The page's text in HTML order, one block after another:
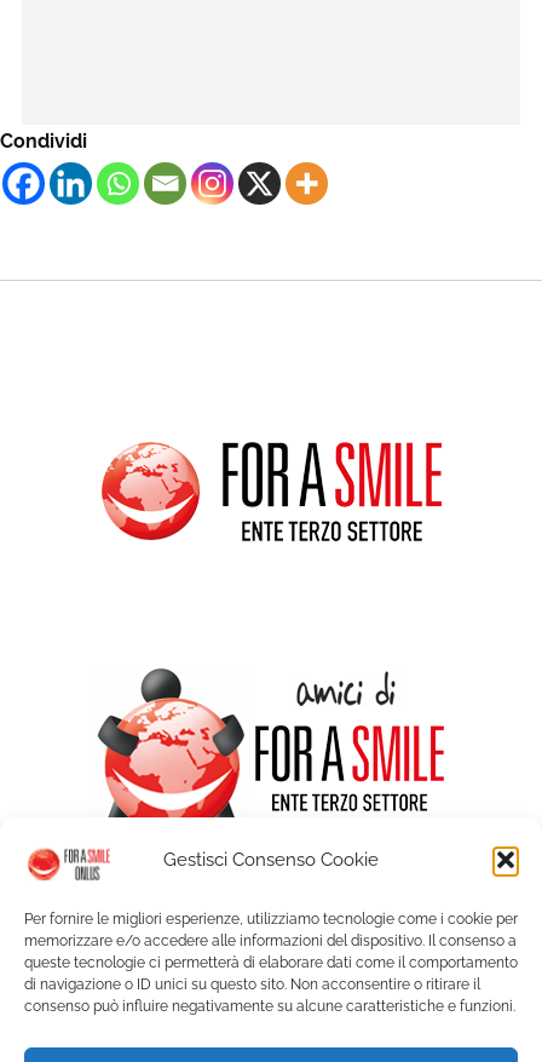
Gestisci Consenso Cookie
Per fornire le migliori esperienze, utilizziamo tecnologie come i cookie per
memorizzare e/o accedere alle informazioni del dispositivo. Il consenso a
queste tecnologie ci permetterà di elaborare dati come il comportamento
di navigazione o ID unici su questo sito. Non acconsentire o ritirare il
consenso può influire negativamente su alcune caratteristiche e funzioni.
Condividi